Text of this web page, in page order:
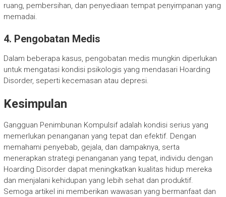
ruang, pembersihan, dan penyediaan tempat penyimpanan yang
memadai.
4. Pengobatan Medis
Dalam beberapa kasus, pengobatan medis mungkin diperlukan
untuk mengatasi kondisi psikologis yang mendasari Hoarding
Disorder, seperti kecemasan atau depresi.
Kesimpulan
Gangguan Penimbunan Kompulsif adalah kondisi serius yang
memerlukan penanganan yang tepat dan efektif. Dengan
memahami penyebab, gejala, dan dampaknya, serta
menerapkan strategi penanganan yang tepat, individu dengan
Hoarding Disorder dapat meningkatkan kualitas hidup mereka
dan menjalani kehidupan yang lebih sehat dan produktif.
Semoga artikel ini memberikan wawasan yang bermanfaat dan